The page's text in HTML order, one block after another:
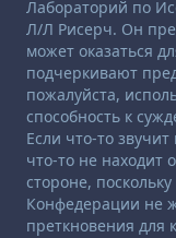
Лабораторий по
Л/Л Рисерч. Он
может оказаться
подчеркивают
пожалуйста,
способность к
Если что-то
что-то не находит
стороне,
Конфедерации не
преткновения для